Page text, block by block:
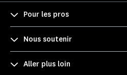
Pour les pros
Nous soutenir
Aller plus loin